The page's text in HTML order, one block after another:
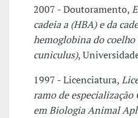
2007 - Doutoramento,
cadeia a (HBA) e da
hemoglobina do coelho
cuniculus),
1997 - Licenciatura,
ramo de
em Biologia Animal